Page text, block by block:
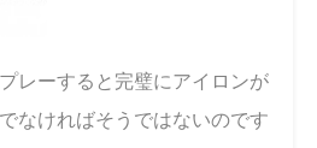
レーすると完璧にアイロンが
なければそうではないのです